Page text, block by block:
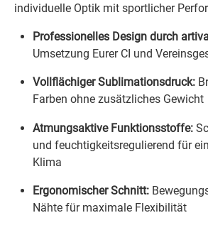
individuelle Optik mit sportlicher
Professionelles Design durch
Umsetzung Eurer CI und
Vollflächiger Sublimationsdruck:
Farben ohne zusätzliches Gewicht
Atmungsaktive Funktionsstoffe:
und feuchtigkeitsregulierend für
Klima
Ergonomischer Schnitt:
Nähte für maximale Flexibilität